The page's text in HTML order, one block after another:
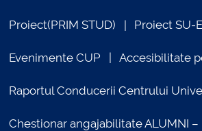
Proiect(PRIM STUD) Proiect SU-
Evenimente CUP Accesibilitate
Raportul Conducerii Centrului
Chestionar angajabilitate ALUMNI –